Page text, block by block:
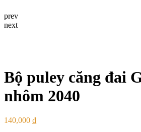
prev
next
Bộ puley căng đai
nhôm 2040
140,000 ₫